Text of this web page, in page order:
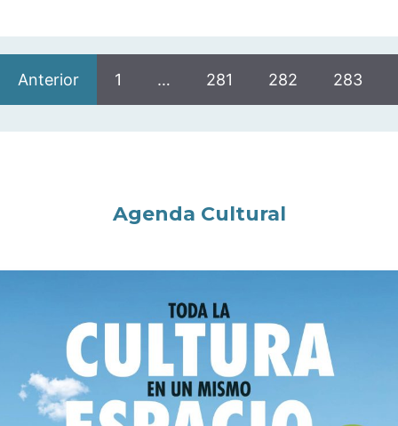
Anterior 1 … 281 282 283
Agenda Cultural